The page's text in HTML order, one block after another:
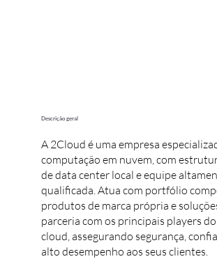
Descrição geral
A 2Cloud é uma empresa
computação em nuvem, com
de data center local e equipe
qualificada. Atua com portfólio
produtos de marca própria e
parceria com os principais players
cloud, assegurando segurança,
alto desempenho aos seus clientes.